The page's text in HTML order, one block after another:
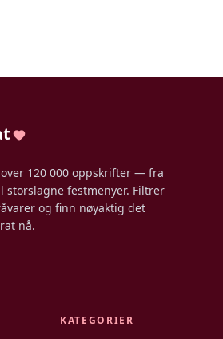
120 000 oppskrifter — fra
storslagne festmenyer. Filtrer
og finn nøyaktig det
nå.
KATEGORIER